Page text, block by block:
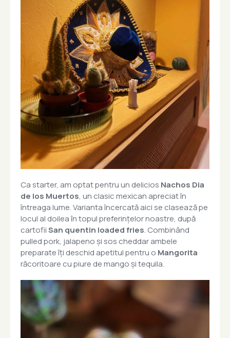
Ca starter, am optat pentru un delicios Nachos Dia
de los Muertos, un clasic mexican apreciat în
întreaga lume. Varianta încercată aici se clasează pe
locul al doilea în topul preferințelor noastre, după
cartofiiSan quentin loaded fries. Combinând
pulled pork, jalapeno și sos cheddar ambele
preparate îți deschid apetitul pentru o Mangorita
răcoritoare cu piure de mango și tequila.